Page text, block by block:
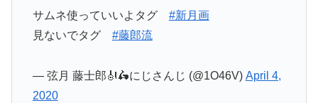
サムネ使っていいよタグ #新月画
見ないでタグ #藤郎流
— 弦月 藤士郎🎻🛵にじさんじ (@1O46V) April 4,
2020